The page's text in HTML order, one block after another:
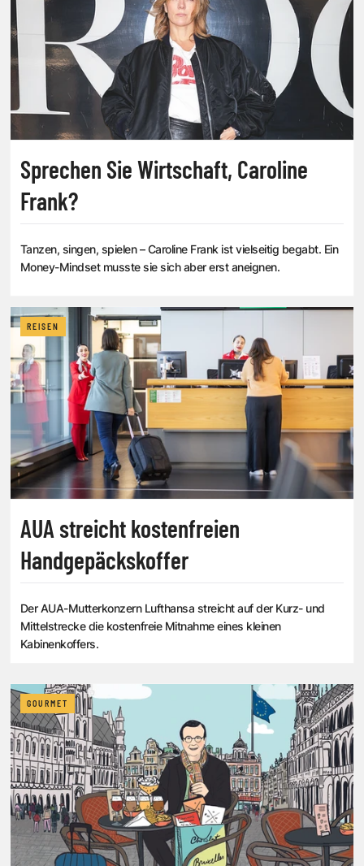
Sprechen Sie Wirtschaft, Caroline
Frank?
Tanzen, singen, spielen – Caroline Frank ist vielseitig begabt. Ein
Money-Mindset musste sie sich aber erst aneignen.
REISEN
AUA streicht kostenfreien
Handgepäckskoffer
Der AUA-Mutterkonzern Lufthansa streicht auf der Kurz- und
Mittelstrecke die kostenfreie Mitnahme eines kleinen
Kabinenkoffers.
GOURMET